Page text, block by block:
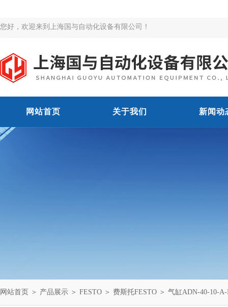
您好，欢迎来到上海国与自动化设备有限公司！
网站首页 关于我们 新闻动
网站首页 ＞ 产品展示 ＞ FESTO ＞ 费斯托FESTO ＞ 气缸ADN-40-10-A-